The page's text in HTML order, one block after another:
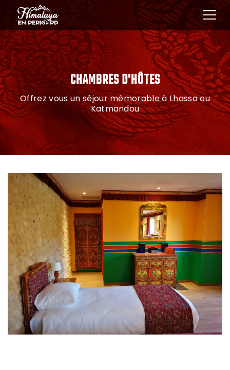
CHAMBRES D'HÔTES
Offrez vous un séjour mémorable à Lhassa ou
Katmandou